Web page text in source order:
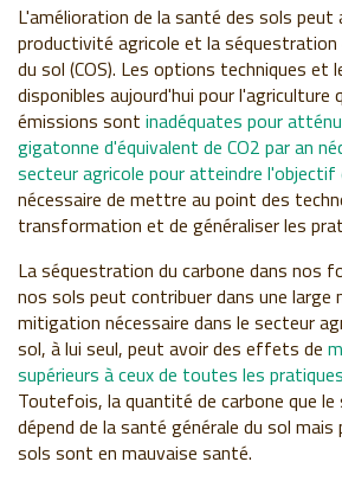
L'amélioration de la santé des sols peut
productivité agricole et la séquestration
du sol (COS). Les options techniques et
disponibles aujourd'hui pour l'agriculture
émissions sont inadéquates pour
gigatonne d'équivalent de CO2 par an
secteur agricole pour atteindre l'objectif
nécessaire de mettre au point des
transformation et de généraliser les
La séquestration du carbone dans nos
nos sols peut contribuer dans une large
mitigation nécessaire dans le secteur
sol, à lui seul, peut avoir des effets de
supérieurs à ceux de toutes les
Toutefois, la quantité de carbone que
dépend de la santé générale du sol
sols sont en mauvaise santé.